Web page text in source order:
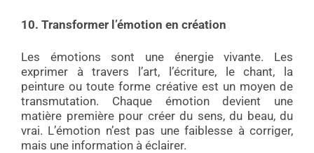
10. Transformer l’émotion en création
Les émotions sont une énergie vivante. Les
exprimer à travers l’art, l’écriture, le chant, la
peinture ou toute forme créative est un moyen de
transmutation. Chaque émotion devient une
matière première pour créer du sens, du beau, du
vrai. L’émotion n’est pas une faiblesse à corriger,
mais une information à éclairer.